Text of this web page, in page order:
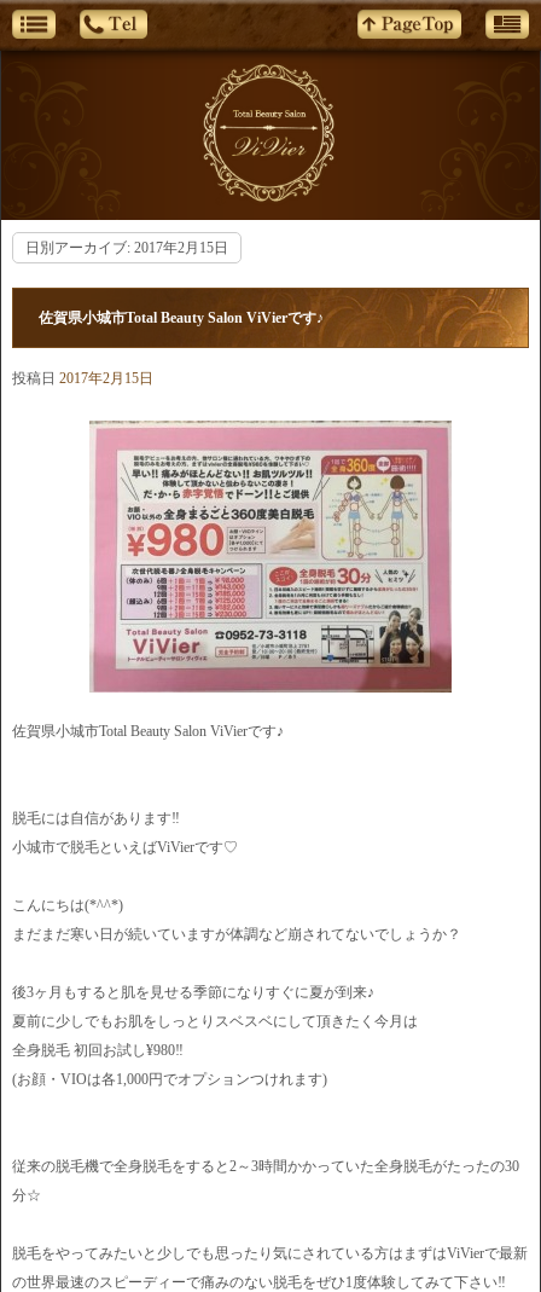
日別アーカイブ: 2017年2月15日
佐賀県小城市Total Beauty Salon ViVierです♪
投稿日 2017年2月15日
佐賀県小城市Total Beauty Salon ViVierです♪
脱毛には自信があります‼︎
小城市で脱毛といえばViVierです♡
こんにちは(*^^*)
まだまだ寒い日が続いていますが体調など崩されてないでしょうか？
後3ヶ月もすると肌を見せる季節になりすぐに夏が到来♪
夏前に少しでもお肌をしっとりスベスベにして頂きたく今月は
全身脱毛 初回お試し¥980‼️
(お顔・VIOは各1,000円でオプションつけれます)
従来の脱毛機で全身脱毛をすると2～3時間かかっていた全身脱毛がたったの30
分☆
脱毛をやってみたいと少しでも思ったり気にされている方はまずはViVierで最新
の世界最速のスピーディーで痛みのない脱毛をぜひ1度体験してみて下さい‼︎